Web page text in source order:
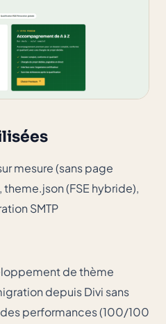
mesure (sans page
theme.json (FSE hybride),
SMTP
de thème
depuis Divi sans
performances (100/100